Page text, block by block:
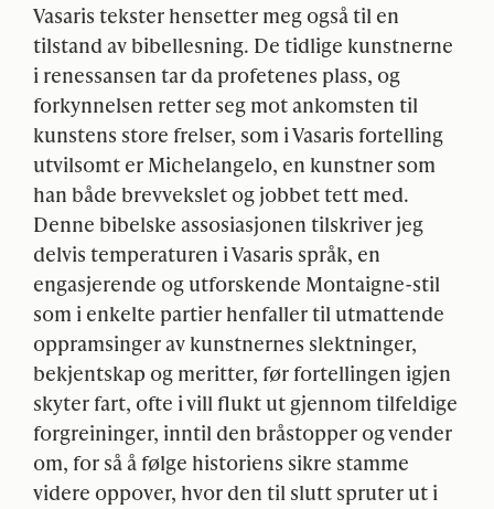
Vasaris tekster hensetter meg også til en
tilstand av bibellesning. De tidlige kunstnerne
i renessansen tar da profetenes plass, og
forkynnelsen retter seg mot ankomsten til
kunstens store frelser, som i Vasaris fortelling
utvilsomt er Michelangelo, en kunstner som
han både brevvekslet og jobbet tett med.
Denne bibelske assosiasjonen tilskriver jeg
delvis temperaturen i Vasaris språk, en
engasjerende og utforskende Montaigne-stil
som i enkelte partier henfaller til utmattende
oppramsinger av kunstnernes slektninger,
bekjentskap og meritter, før fortellingen igjen
skyter fart, ofte i vill flukt ut gjennom tilfeldige
forgreininger, inntil den bråstopper og vender
om, for så å følge historiens sikre stamme
videre oppover, hvor den til slutt spruter ut i